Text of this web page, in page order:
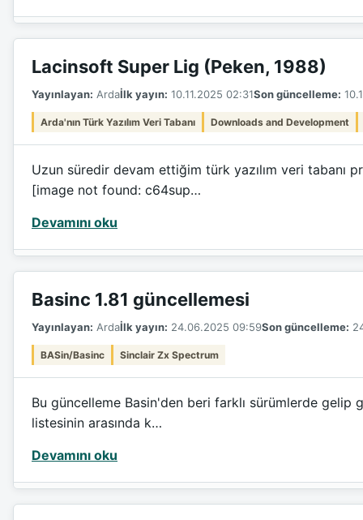
Lacinsoft Super Lig (Peken, 1988)
Yayınlayan: Ardaİlk yayın: 10.11.2025 02:31Son güncelleme:
Arda'nın Türk Yazılım Veri Tabanı Downloads and Development
Uzun süredir devam ettiğim türk yazılım veri tabanı
[image not found: c64sup…
Devamını oku
Basinc 1.81 güncellemesi
Yayınlayan: Ardaİlk yayın: 24.06.2025 09:59Son güncelleme:
BASin/Basinc Sinclair Zx Spectrum
Bu güncelleme Basin'den beri farklı sürümlerde
listesinin arasında k…
Devamını oku